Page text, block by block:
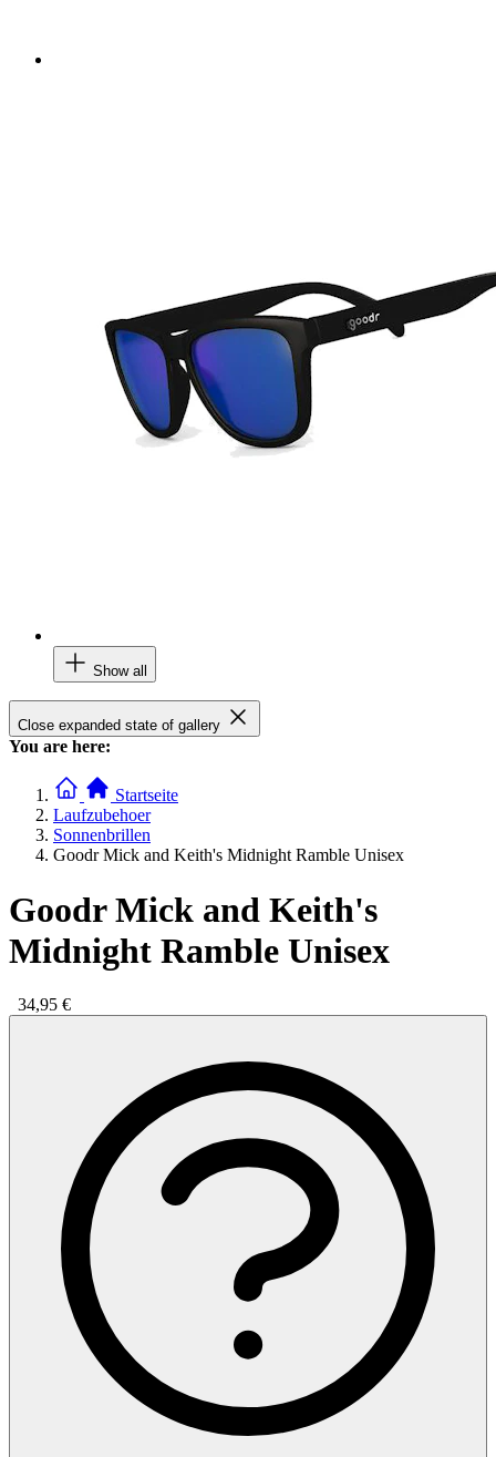
Show all
Close expanded state of gallery
You are here:
Startseite
Laufzubehoer
Sonnenbrillen
Goodr Mick and Keith's Midnight Ramble Unisex
Goodr Mick and Keith's
Midnight Ramble Unisex
34,95 €